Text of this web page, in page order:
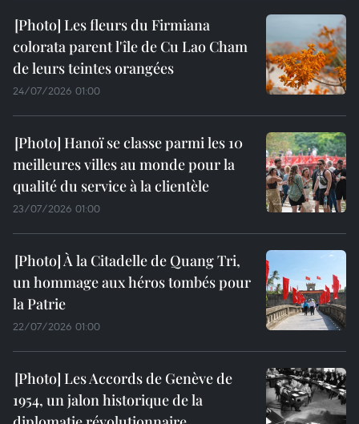
Les fleurs du Firmiana
colorata parent l'île de Cu Lao Cham
de leurs teintes orangées
24/07/2026 01:00
Hanoï se classe parmi les 10
meilleures villes au monde pour la
qualité du service à la clientèle
23/07/2026 01:00
À la Citadelle de Quang Tri,
un hommage aux héros tombés pour
la Patrie
22/07/2026 01:00
Les Accords de Genève de
1954, un jalon historique de la